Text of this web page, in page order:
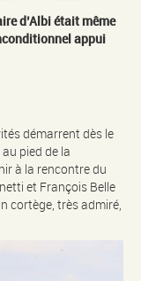
d’Albi était même
appui
démarrent dès le
pied de la
à la rencontre du
et François Belle
cortège, très admiré,